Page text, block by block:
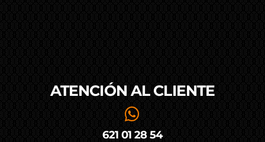
ATENCIÓN AL CLIENTE
621 01 28 54